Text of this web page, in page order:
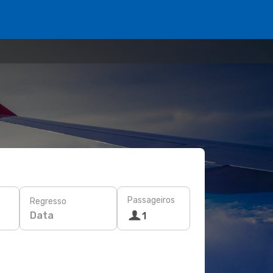
Regresso
Data
Passageiros
1